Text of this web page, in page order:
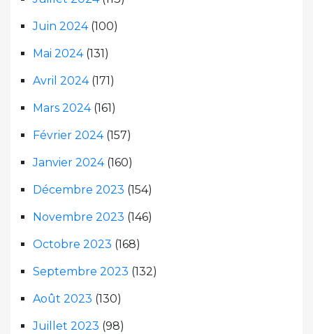
Juin 2024(100)
Mai 2024(131)
Avril 2024(171)
Mars 2024(161)
Février 2024(157)
Janvier 2024(160)
Décembre 2023 (154)
Novembre 2023 (146)
Octobre 2023 (168)
Septembre 2023 (132)
Août 2023 (130)
Juillet 2023 (98)